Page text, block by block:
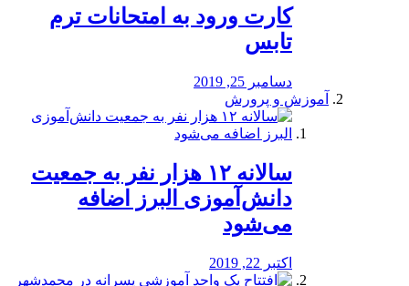
کارت ورود به امتحانات ترم
تابس
دسامبر 25, 2019
آموزش و پرورش
️سالانه ۱۲ هزار نفر به جمعیت
دانش‌آموزی البرز اضافه
می‌شود
اکتبر 22, 2019